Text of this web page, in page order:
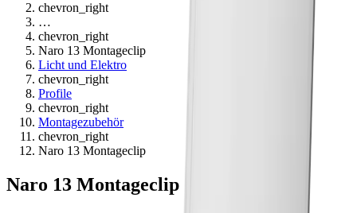
chevron_right
…
chevron_right
Naro 13 Montageclip
Licht und Elektro
chevron_right
Profile
chevron_right
Montagezubehör
chevron_right
Naro 13 Montageclip
Naro 13 Montageclip